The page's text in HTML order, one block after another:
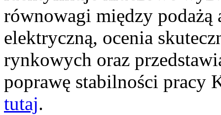
równowagi między podażą
elektryczną, ocenia
rynkowych oraz
poprawę stabilności pracy
tutaj.